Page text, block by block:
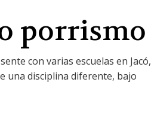
porrismo
con varias escuelas en Jacó,
una disciplina diferente, bajo